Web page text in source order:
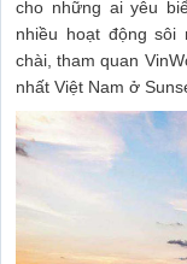
cho những ai yêu
nhiều hoạt động sôi
chài, tham quan
nhất Việt Nam ở